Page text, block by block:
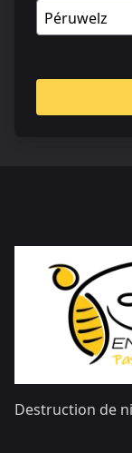
Destruction de